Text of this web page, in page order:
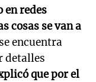
en redes
cosas se van a
encuentra
detalles
que por el